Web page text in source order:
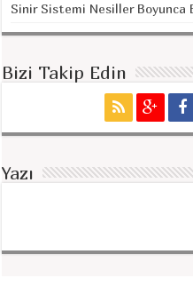
Sinir Sistemi Nesiller
Bizi Takip Edin
Yazı